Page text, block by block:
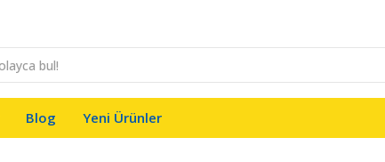
Blog Yeni Ürünler